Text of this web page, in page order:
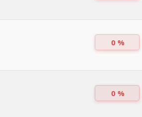
0 %
0 %